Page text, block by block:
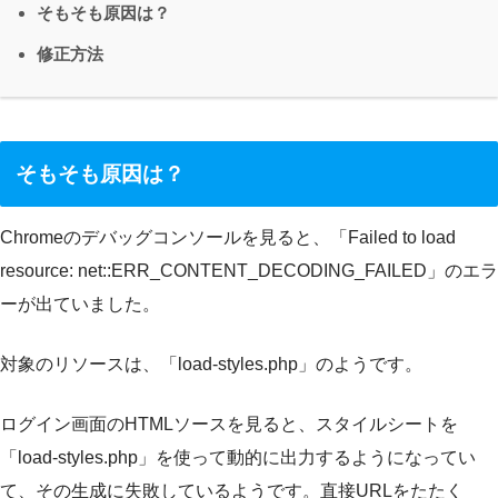
そもそも原因は？
修正方法
そもそも原因は？
Chromeのデバッグコンソールを見ると、「Failed to load
resource: net::ERR_CONTENT_DECODING_FAILED」のエラ
ーが出ていました。
対象のリソースは、「load-styles.php」のようです。
ログイン画面のHTMLソースを見ると、スタイルシートを
「load-styles.php」を使って動的に出力するようになってい
て、その生成に失敗しているようです。直接URLをたたく